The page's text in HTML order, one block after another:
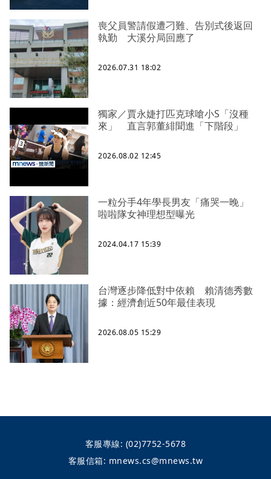
喪父員警請假遭刁難、告別式後返回
執勤 大溪分局回應了
2026.07.31 18:02
獨家／賈永婕打匹克球嗆小S「沒種
來」 直言郭董緋聞進「下階段」
2026.08.02 12:45
一粒分手4年學長男友「痛哭一晚」
啦啦隊女神理想型曝光
2024.04.17 15:39
台灣逐步降低對中依賴 賴清德秀數
據：經濟創近50年最佳表現
2026.08.05 15:29
客服專線: (02)7752-5678
客服信箱: mnews.cs@mnews.tw